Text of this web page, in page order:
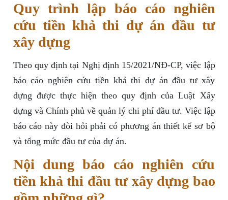
Quy trình lập báo cáo nghiên
cứu tiền khả thi dự án đầu tư
xây dựng
Theo quy định tại Nghị định 15/2021/NĐ-CP, việc lập
báo cáo nghiên cứu tiền khả thi dự án đầu tư xây
dựng được thực hiện theo quy định của Luật Xây
dựng và Chính phủ về quản lý chi phí đầu tư. Việc lập
báo cáo này đòi hỏi phải có phương án thiết kế sơ bộ
và tổng mức đầu tư của dự án.
Nội dung báo cáo nghiên cứu
tiền khả thi đầu tư xây dựng bao